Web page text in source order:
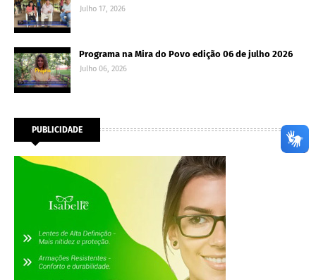
Julho 17, 2026
Programa na Mira do Povo edição 06 de julho 2026
Julho 06, 2026
PUBLICIDADE